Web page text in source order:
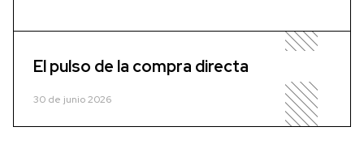
El pulso de la compra directa
30 de junio 2026